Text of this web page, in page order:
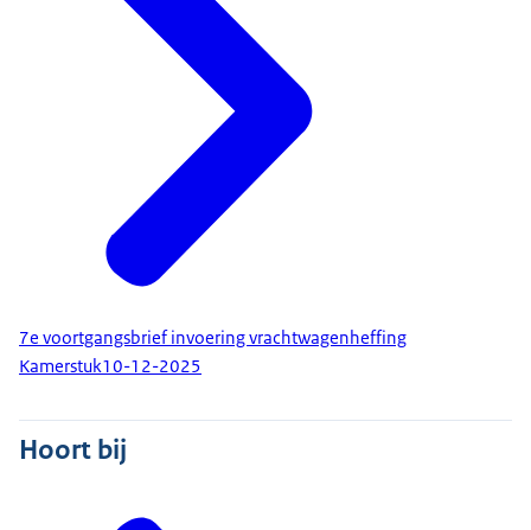
7e voortgangsbrief invoering vrachtwagenheffing
Kamerstuk10-12-2025
Hoort bij